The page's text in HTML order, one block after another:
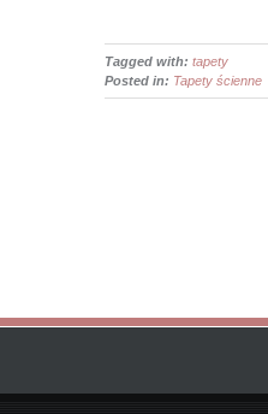
Tagged with: tapety
Posted in: Tapety ścienne